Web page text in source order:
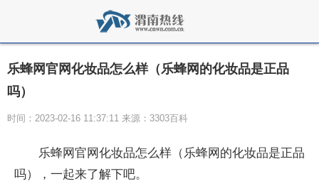
乐蜂网官网化妆品怎么样（乐蜂网的化妆品是正品
吗）
时间：2023-02-16 11:37:11 来源：3303百科
乐蜂网官网化妆品怎么样（乐蜂网的化妆品是正品
吗），一起来了解下吧。